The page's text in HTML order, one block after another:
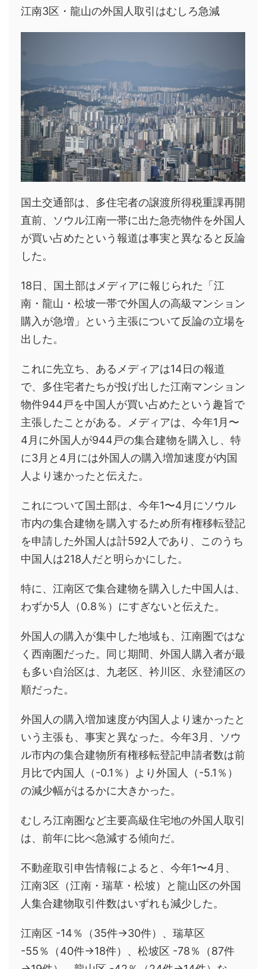
江南3区・龍山の外国人取引はむしろ急減
国土交通部は、多住宅者の譲渡所得税重課再開
直前、ソウル江南一帯に出た急売物件を外国人
が買い占めたという報道は事実と異なると反論
した。
18日、国土部はメディアに報じられた「江
南・龍山・松坡一帯で外国人の高級マンション
購入が急増」という主張について反論の立場を
出した。
これに先立ち、あるメディアは14日の報道
で、多住宅者たちが投げ出した江南マンション
物件944戸を中国人が買い占めたという趣旨で
主張したことがある。メディアは、今年1月〜
4月に外国人が944戸の集合建物を購入し、特
に3月と4月には外国人の購入増加速度が内国
人より速かったと伝えた。
これについて国土部は、今年1〜4月にソウル
市内の集合建物を購入するため所有権移転登記
を申請した外国人は計592人であり、このうち
中国人は218人だと明らかにした。
特に、江南区で集合建物を購入した中国人は、
わずか5人（0.8％）にすぎないと伝えた。
外国人の購入が集中した地域も、江南圏ではな
く西南圏だった。同じ期間、外国人購入者が最
も多い自治区は、九老区、衿川区、永登浦区の
順だった。
外国人の購入増加速度が内国人より速かったと
いう主張も、事実と異なった。今年3月、ソウ
ル市内の集合建物所有権移転登記申請者数は前
月比で内国人（-0.1％）より外国人（-5.1％）
の減少幅がはるかに大きかった。
むしろ江南圏など主要高級住宅地の外国人取引
は、前年に比べ急減する傾向だ。
不動産取引申告情報によると、今年1〜4月、
江南3区（江南・瑞草・松坡）と龍山区の外国
人集合建物取引件数はいずれも減少した。
江南区 -14％（35件→30件）、瑞草区
-55％（40件→18件）、松坡区 -78％（87件